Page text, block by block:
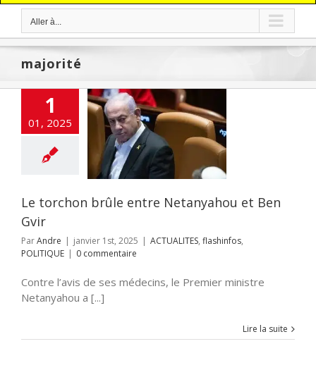
Aller à...
majorité
1
01, 2025
brûle entre
et Ben
flashinfos
Le torchon brûle entre Netanyahou et Ben
Gvir
ParAndre | janvier 1st, 2025 | ACTUALITES, flashinfos,
POLITIQUE | 0 commentaire
Contre l’avis de ses médecins, le Premier ministre
Netanyahou a [...]
Lire la suite